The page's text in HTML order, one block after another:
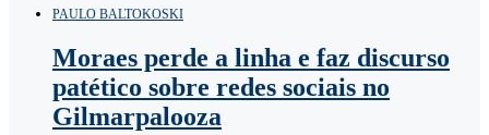
PAULO BALTOKOSKI
Moraes perde a linha e faz discurso
patético sobre redes sociais no
Gilmarpalooza